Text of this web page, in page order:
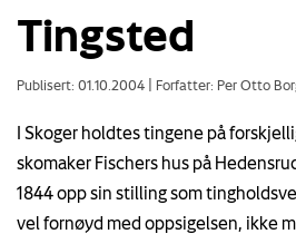
Tingsted
Publisert: 01.10.2004 Forfatter: Per Otto
I Skoger holdtes tingene på
skomaker Fischers hus på
1844 opp sin stilling som
vel fornøyd med oppsigelsen, ikke